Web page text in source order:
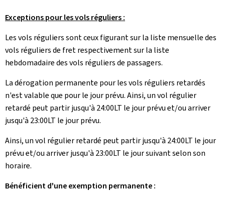
Exceptions pour les vols réguliers :
Les vols réguliers sont ceux figurant sur la liste mensuelle des
vols réguliers de fret respectivement sur la liste
hebdomadaire des vols réguliers de passagers.
La dérogation permanente pour les vols réguliers retardés
n'est valable que pour le jour prévu. Ainsi, un vol régulier
retardé peut partir jusqu'à 24:00LT le jour prévu et/ou arriver
jusqu'à 23:00LT le jour prévu.
Ainsi, un vol régulier retardé peut partir jusqu'à 24:00LT le jour
prévu et/ou arriver jusqu'à 23:00LT le jour suivant selon son
horaire.
Bénéficient d'une exemption permanente :